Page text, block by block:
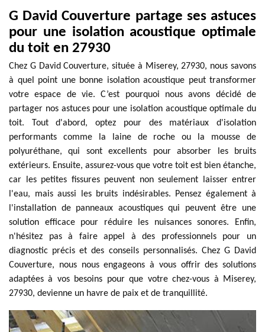
G David Couverture partage ses astuces
pour une isolation acoustique optimale
du toit en 27930
Chez G David Couverture, située à Miserey, 27930, nous savons
à quel point une bonne isolation acoustique peut transformer
votre espace de vie. C’est pourquoi nous avons décidé de
partager nos astuces pour une isolation acoustique optimale du
toit. Tout d'abord, optez pour des matériaux d'isolation
performants comme la laine de roche ou la mousse de
polyuréthane, qui sont excellents pour absorber les bruits
extérieurs. Ensuite, assurez-vous que votre toit est bien étanche,
car les petites fissures peuvent non seulement laisser entrer
l'eau, mais aussi les bruits indésirables. Pensez également à
l'installation de panneaux acoustiques qui peuvent être une
solution efficace pour réduire les nuisances sonores. Enfin,
n'hésitez pas à faire appel à des professionnels pour un
diagnostic précis et des conseils personnalisés. Chez G David
Couverture, nous nous engageons à vous offrir des solutions
adaptées à vos besoins pour que votre chez-vous à Miserey,
27930, devienne un havre de paix et de tranquillité.